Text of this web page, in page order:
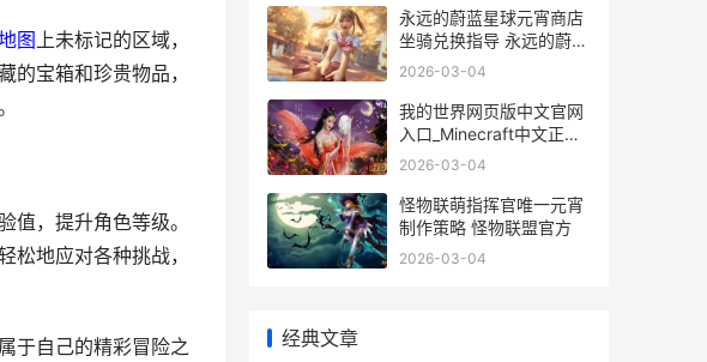
图上未标记的区域，
的宝箱和珍贵物品，
值，提升角色等级。
松地应对各种挑战，
于自己的精彩冒险之
永远的蔚蓝星球元宵商店
坐骑兑换指导 永远的蔚蓝
星球破解版修改器
2026-03-04
我的世界网页版中文官网
入口_Minecraft中文正版
网页进入 我的世界网页版
2026-03-04
怪物联萌指挥官唯一元宵
制作策略 怪物联盟官方
2026-03-04
经典文章